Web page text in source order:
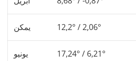
يمكن 12,2° / 2,06°
يونيو 17,24° / 6,21°